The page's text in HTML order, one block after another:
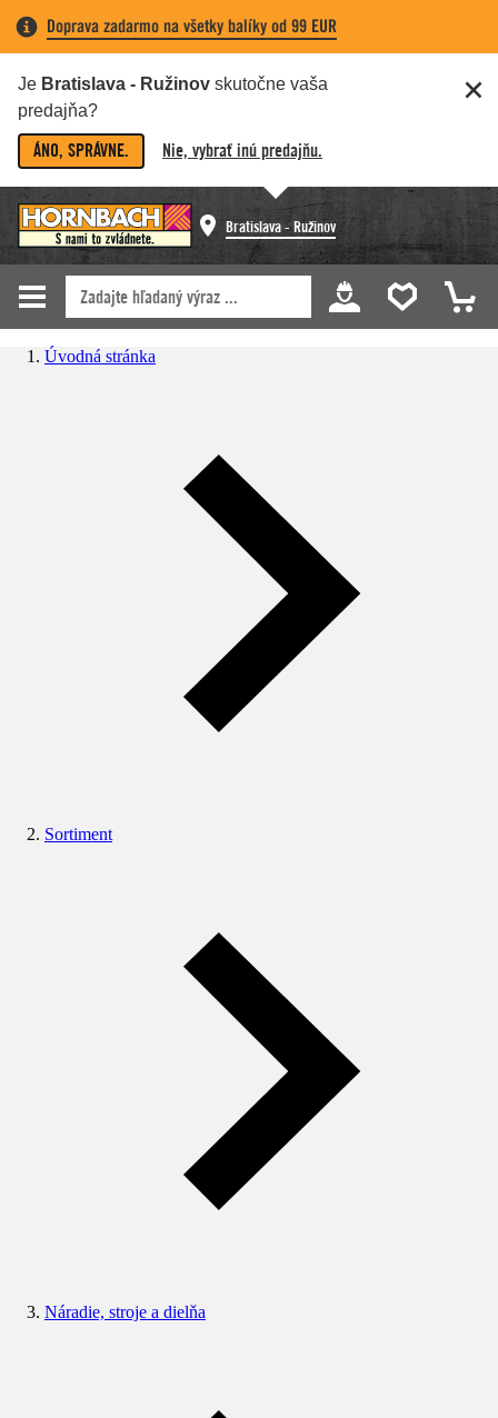
Doprava zadarmo na všetky balíky od 99 EUR
Je Bratislava - Ružinov skutočne vaša
predajňa?
ÁNO, SPRÁVNE. Nie, vybrať inú predajňu.
Bratislava - Ružinov
Úvodná stránka
Sortiment
Náradie, stroje a dielňa